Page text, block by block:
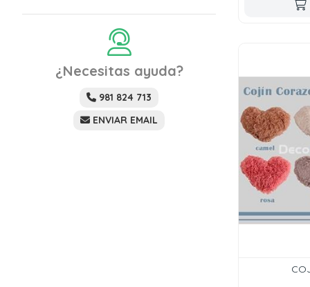
¿Necesitas ayuda?
981 824 713
ENVIAR EMAIL